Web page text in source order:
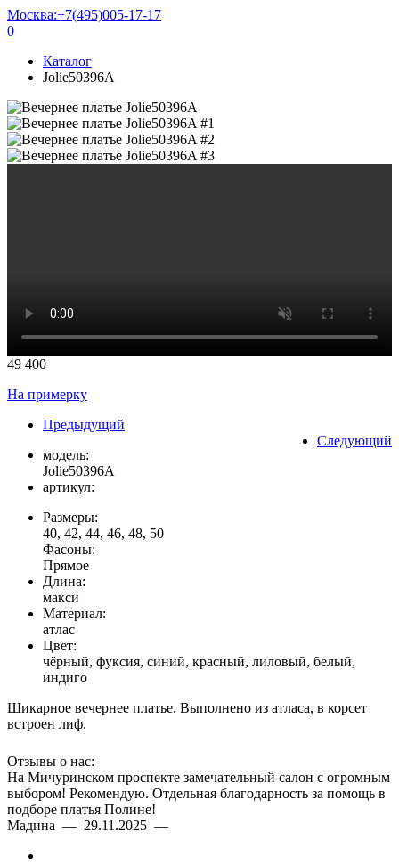
Москва:+7(495)005-17-17
0
Каталог
Jolie50396A
49 400
На примерку
Предыдущий
Следующий
модель:
Jolie50396A
артикул:
Размеры:
40, 42, 44, 46, 48, 50
Фасоны:
Прямое
Длина:
макси
Материал:
атлас
Цвет:
чёрный, фуксия, синий, красный, лиловый, белый,
индиго
Шикарное вечернее платье. Выполнено из атласа, в корсет
встроен лиф.
Отзывы о нас:
На Мичуринском проспекте замечательный салон с огромным
выбором! Рекомендую. Отдельная благодарность за помощь в
подборе платья Полине!
Мадина — 29.11.2025 —